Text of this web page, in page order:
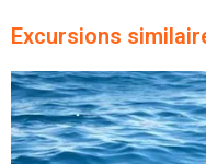
Excursions